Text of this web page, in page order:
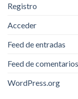
Registro
Acceder
Feed de entradas
Feed de comentarios
WordPress.org